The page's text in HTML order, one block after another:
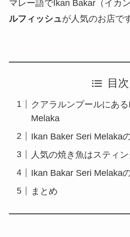
マレー語でIkan Bakar（イカ
ルフィッシュが人気のお店で
目次
クアラルンプールにあ
Melaka
Ikan Baker Seri Melaka
人気の焼き魚はスティ
Ikan Bakar Seri Melaka
まとめ